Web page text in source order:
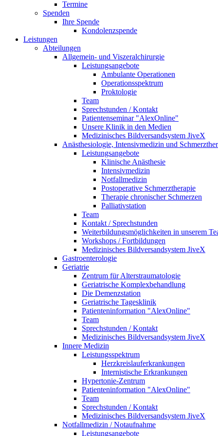
Termine
Spenden
Ihre Spende
Kondolenzspende
Leistungen
Abteilungen
Allgemein- und Viszeralchirurgie
Leistungsangebote
Ambulante Operationen
Operationsspektrum
Proktologie
Team
Sprechstunden / Kontakt
Patientenseminar "AlexOnline"
Unsere Klinik in den Medien
Medizinisches Bildversandsystem JiveX
Anästhesiologie, Intensivmedizin und
Leistungsangebote
Klinische Anästhesie
Intensivmedizin
Notfallmedizin
Postoperative Schmerztherapie
Therapie chronischer Schmerzen
Palliativstation
Team
Kontakt / Sprechstunden
Weiterbildungsmöglichkeiten in unserem
Workshops / Fortbildungen
Medizinisches Bildversandsystem JiveX
Gastroenterologie
Geriatrie
Zentrum für Alterstraumatologie
Geriatrische Komplexbehandlung
Die Demenzstation
Geriatrische Tagesklinik
Patienteninformation "AlexOnline"
Team
Sprechstunden / Kontakt
Medizinisches Bildversandsystem JiveX
Innere Medizin
Leistungsspektrum
Herzkreislauferkrankungen
Internistische Erkrankungen
Hypertonie-Zentrum
Patienteninformation "AlexOnline"
Team
Sprechstunden / Kontakt
Medizinisches Bildversandsystem JiveX
Notfallmedizin / Notaufnahme
Leistungsangebote